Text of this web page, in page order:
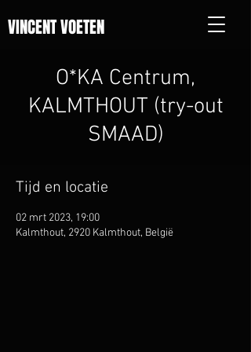
VINCENT VOETEN
O*KA Centrum,
KALMTHOUT (try-out
SMAAD)
Tijd en locatie
02 mrt 2023, 19:00
Kalmthout, 2920 Kalmthout, België